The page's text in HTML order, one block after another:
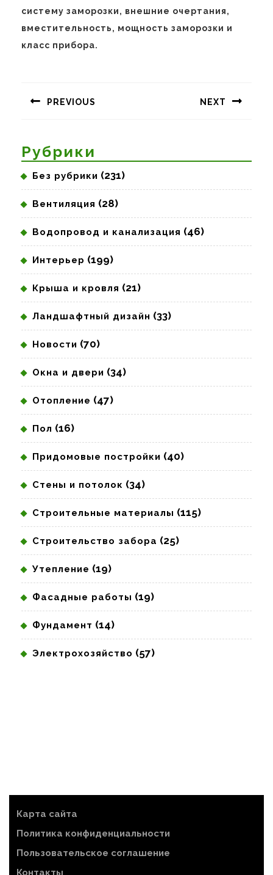
систему заморозки, внешние очертания,
вместительность, мощность заморозки и
класс прибора.
записям
PREVIOUS NEXT
Рубрики
Без рубрики (231)
Вентиляция (28)
Водопровод и канализация (46)
Интерьер (199)
Крыша и кровля (21)
Ландшафтный дизайн (33)
Новости (70)
Окна и двери (34)
Отопление (47)
Пол (16)
Придомовые постройки (40)
Стены и потолок (34)
Строительные материалы (115)
Строительство забора (25)
Утепление (19)
Фасадные работы (19)
Фундамент (14)
Электрохозяйство (57)
Карта сайта
Политика конфиденциальности
Пользовательское соглашение
Контакты